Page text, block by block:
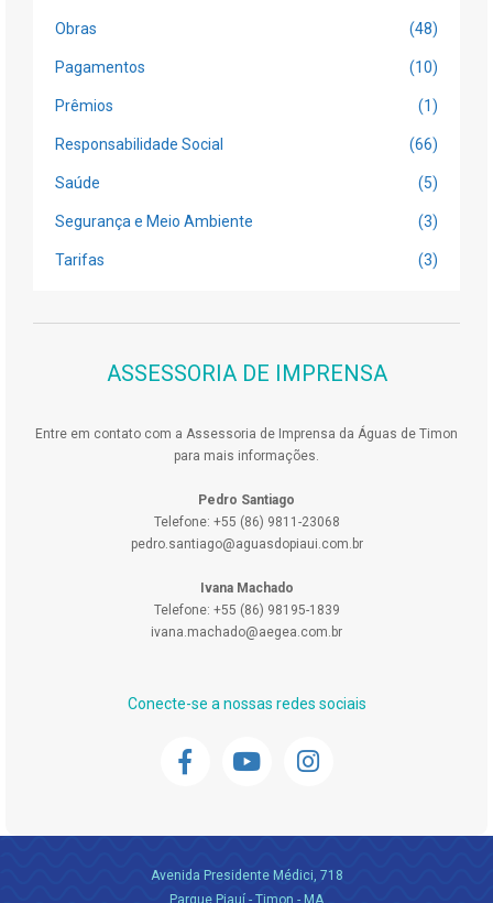
Obras (48)
Pagamentos (10)
Prêmios (1)
Responsabilidade Social (66)
Saúde (5)
Segurança e Meio Ambiente (3)
Tarifas (3)
ASSESSORIA DE IMPRENSA
Entre em contato com a Assessoria de Imprensa da Águas de Timon
para mais informações.
Pedro Santiago
Telefone: +55 (86) 9811-23068
pedro.santiago@aguasdopiaui.com.br
Ivana Machado
Telefone: +55 (86) 98195-1839
ivana.machado@aegea.com.br
Conecte-se a nossas redes sociais
Avenida Presidente Médici, 718
Parque Piauí - Timon - MA